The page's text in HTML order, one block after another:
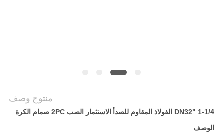
منتوج وصف
1-1/4 "DN32 الفولاذ المقاوم للصدأ الاستثمار الصب 2PC صمام الكرة
الوصف